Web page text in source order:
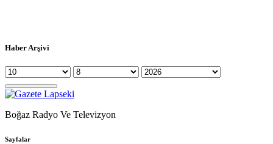
Haber Arşivi
Boğaz Radyo Ve Televizyon
Sayfalar